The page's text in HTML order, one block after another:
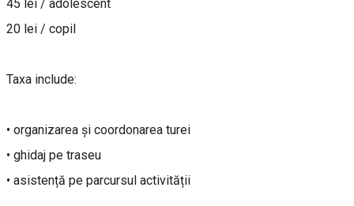
45 lei / adolescent
20 lei / copil
Taxa include:
• organizarea și coordonarea turei
• ghidaj pe traseu
• asistență pe parcursul activității